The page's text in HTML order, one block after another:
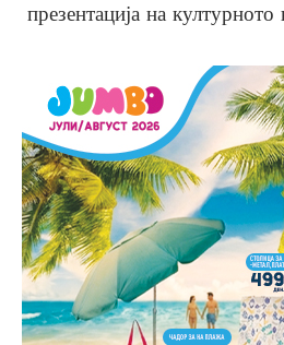
презентација на културното